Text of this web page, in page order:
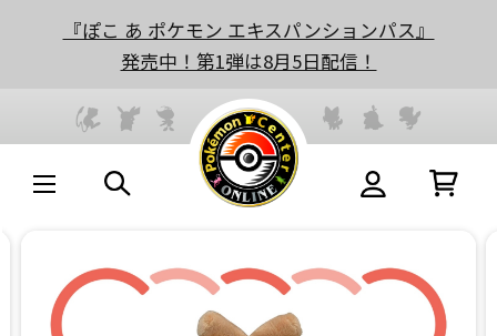
『ぽこ あ ポケモン エキスパンションパス』
発売中！第1弾は8月5日配信！